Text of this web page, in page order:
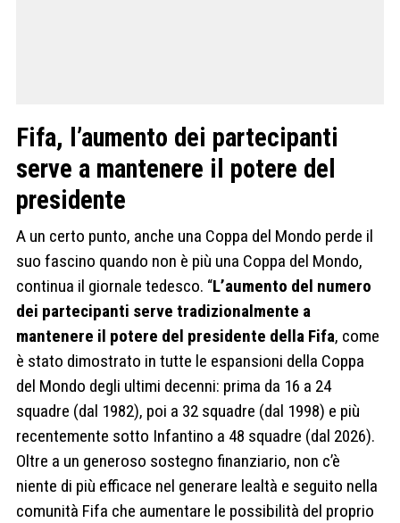
Fifa, l’aumento dei partecipanti
serve a mantenere il potere del
presidente
A un certo punto, anche una Coppa del Mondo perde il
suo fascino quando non è più una Coppa del Mondo,
continua il giornale tedesco. “L’aumento del numero
dei partecipanti serve tradizionalmente a
mantenere il potere del presidente della Fifa, come
è stato dimostrato in tutte le espansioni della Coppa
del Mondo degli ultimi decenni: prima da 16 a 24
squadre (dal 1982), poi a 32 squadre (dal 1998) e più
recentemente sotto Infantino a 48 squadre (dal 2026).
Oltre a un generoso sostegno finanziario, non c’è
niente di più efficace nel generare lealtà e seguito nella
comunità Fifa che aumentare le possibilità del proprio